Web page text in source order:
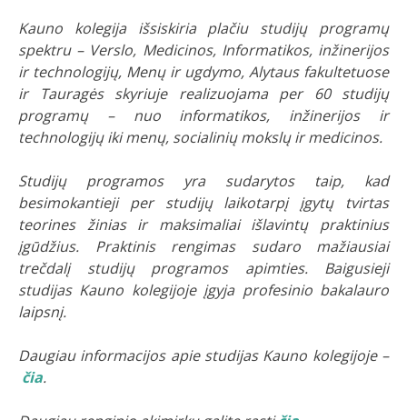
Kauno kolegija išsiskiria plačiu studijų programų
spektru – Verslo, Medicinos, Informatikos, inžinerijos
ir technologijų, Menų ir ugdymo, Alytaus fakultetuose
ir Tauragės skyriuje realizuojama per 60 studijų
programų – nuo informatikos, inžinerijos ir
technologijų iki menų, socialinių mokslų ir medicinos.
Studijų programos yra sudarytos taip, kad
besimokantieji per studijų laikotarpį įgytų tvirtas
teorines žinias ir maksimaliai išlavintų praktinius
įgūdžius. Praktinis rengimas sudaro mažiausiai
trečdalį studijų programos apimties. Baigusieji
studijas Kauno kolegijoje įgyja profesinio bakalauro
laipsnį.
Daugiau informacijos apie studijas Kauno kolegijoje –
čia.